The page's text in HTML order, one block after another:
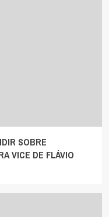
SOBRE
VICE DE FLÁVIO